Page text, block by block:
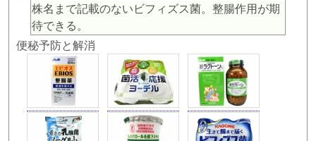
株名まで記載のないビフィズス菌。整腸作用が期
待できる。
便秘予防と解消